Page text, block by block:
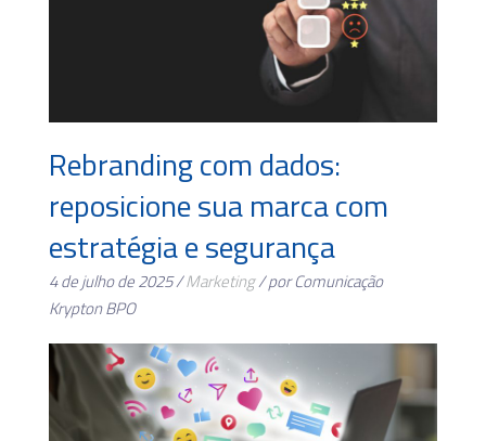
Rebranding com dados:
reposicione sua marca com
estratégia e segurança
4 de julho de 2025 /Marketing/ por Comunicação
Krypton BPO